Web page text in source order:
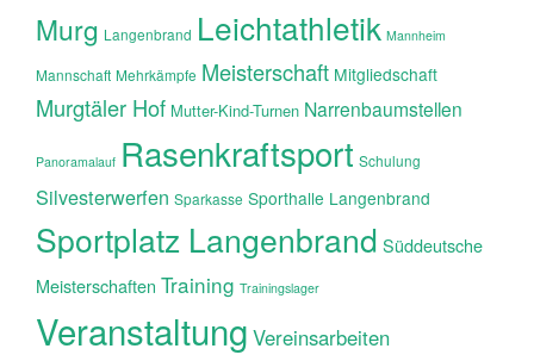
Murg Langenbrand Leichtathletik Mannheim
Mannschaft Mehrkämpfe Meisterschaft Mitgliedschaft
Murgtäler Hof Mutter-Kind-Turnen Narrenbaumstellen
Panoramalauf Rasenkraftsport Schulung
Silvesterwerfen Sparkasse Sporthalle Langenbrand
Sportplatz Langenbrand Süddeutsche
Meisterschaften Training Trainingslager
Veranstaltung Vereinsarbeiten